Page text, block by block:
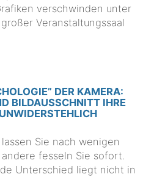
verschwinden unter
Veranstaltungssaal
DER KAMERA:
BILDAUSSCHNITT IHRE
Sie nach wenigen
fesseln Sie sofort.
Unterschied liegt nicht in